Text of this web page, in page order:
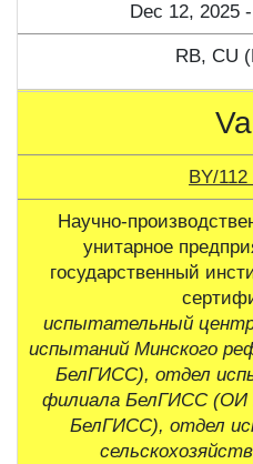
Dec 12, 2025
RB, CU
BY/
Научно-
унитарное
государственный
испытательный
испытаний Минского
БелГИСС), отдел
филиала БелГИСС (ОИ
БелГИСС), отдел